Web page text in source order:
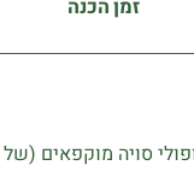
זמן הכנה
סויה מוקפאים (של